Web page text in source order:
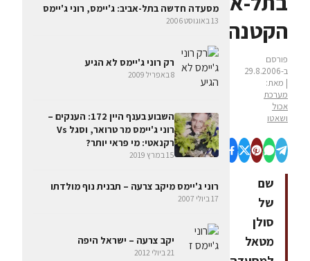
הקטנה
פורסם
ב-29.8.2006
| מאת:
מערכת
אכול
ושאטו
שם
של
סולן
מטאל
מסעדה חדשה בתל-אביב: ג'יימס, רוני ג'יימס
13 באוגוסט 2006
רק רוני ג'יימס לא הגיע
8 באפריל 2009
השבוע בענף היין 172: הענקים –
רוני ג'יימס מר טרואר, וסגל Vs
רקנאטי: מי פראי יותר?
15 במרץ 2019
רוני ג'יימס מיקב צרעה – תבנית נוף מולדתו
17 ביולי 2007
יקב צרעה – ישראל היפה
21 ביולי 2012